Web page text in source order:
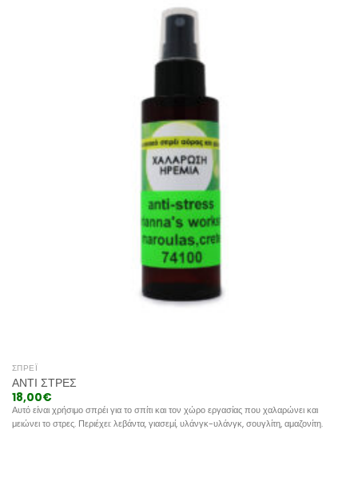
ΣΠΡΈΙ
ΑΝΤΙ ΣΤΡΕΣ
18,00€
Αυτό είναι χρήσιμο σπρέι για το σπίτι και τον χώρο εργασίας που χαλαρώνει και
μειώνει το στρες. Περιέχει: λεβάντα, γιασεμί, υλάνγκ-υλάνγκ, σουγλίτη, αμαζονίτη.